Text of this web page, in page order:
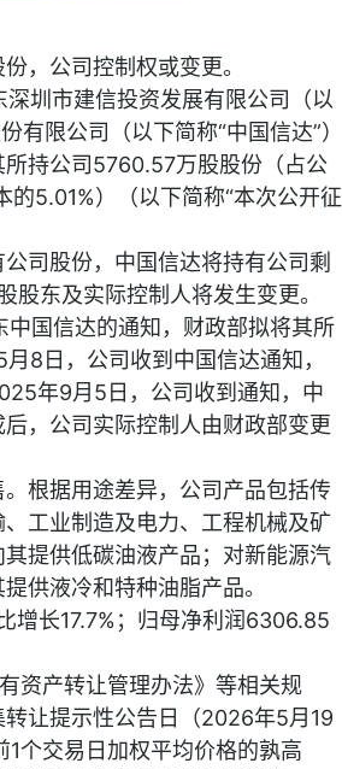
，公司控制权或变更。
圳市建信投资发展有限公司（以
有限公司（以下简称“中国信达”）
持公司5760.57万股股份（占公
5.01%）（以下简称“本次公开征
司股份，中国信达将持有公司剩
东及实际控制人将发生变更。
国信达的通知，财政部拟将其所
8日，公司收到中国信达通知，
年9月5日，公司收到通知，中
，公司实际控制人由财政部变更
根据用途差异，公司产品包括传
工业制造及电力、工程机械及矿
提供低碳油液产品；对新能源汽
供液冷和特种油脂产品。
增长17.7%；归母净利润6306.85
资产转让管理办法》等相关规
让提示性公告日（2026年5月19
个交易日加权平均价格的孰高